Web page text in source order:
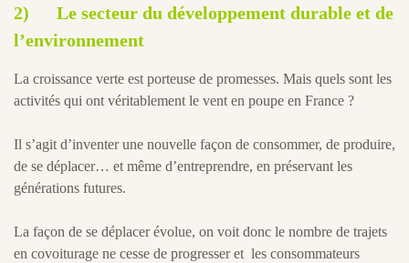
2) Le secteur du développement durable et de
l’environnement
La croissance verte est porteuse de promesses. Mais quels sont les
activités qui ont véritablement le vent en poupe en France ?
Il s’agit d’inventer une nouvelle façon de consommer, de produire,
de se déplacer… et même d’entreprendre, en préservant les
générations futures.
La façon de se déplacer évolue, on voit donc le nombre de trajets
en covoiturage ne cesse de progresser et les consommateurs